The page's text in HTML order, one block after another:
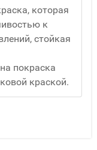
которая
к
стойкая
покраска
краской.